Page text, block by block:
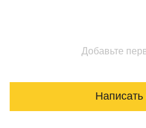
Добавьте
Написать